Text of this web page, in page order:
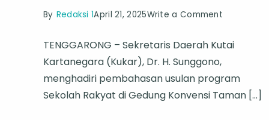
By Redaksi 1April 21, 2025Write a Comment
Kukar
Sekolah
TENGGARONG – Sekretaris Daerah Kutai
Kartanegara (Kukar), Dr. H. Sunggono,
menghadiri pembahasan usulan program
Sekolah Rakyat di Gedung Konvensi Taman […]